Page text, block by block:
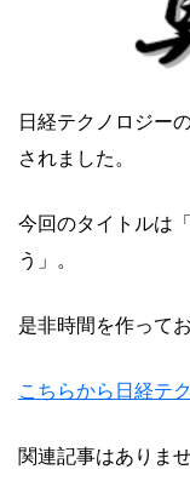
日経テクノロジー
されました。
今回のタイトルは
う」。
是非時間を作って
こちらから日経テ
関連記事はありませ